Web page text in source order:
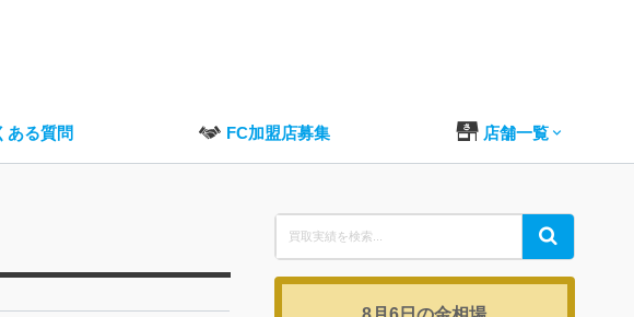
ある質問 FC加盟店募集 店舗一覧
Search
for:
Search